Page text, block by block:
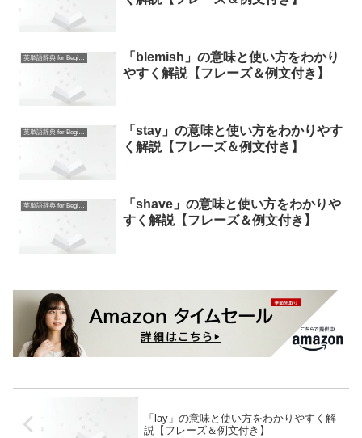
英単語辞典 for Beginners
「blemish」の意味と使い方をわかり
やすく解説【フレーズ＆例文付き】
英単語辞典 for Beginners
「stay」の意味と使い方をわかりやす
く解説【フレーズ＆例文付き】
英単語辞典 for Beginners
「shave」の意味と使い方をわかりや
すく解説【フレーズ＆例文付き】
「lay」の意味と使い方をわかりやすく解
説【フレーズ＆例文付き】